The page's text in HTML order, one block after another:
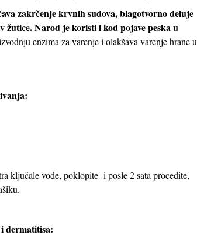
zakrčenje krvnih sudova, blagotvorno deluje
žutice. Narod je koristi i kod pojave peska u
enzima za varenje i olakšava varenje hrane u
ključale vode, poklopite i posle 2 sata procedite,
dermatitisa: